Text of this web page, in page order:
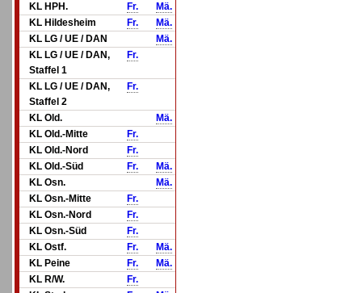
KL HPH.
Fr.
Mä.
KL Hildesheim
Fr.
Mä.
KL LG / UE / DAN
Mä.
KL LG / UE / DAN,
Staffel 1
Fr.
KL LG / UE / DAN,
Staffel 2
Fr.
KL Old.
Mä.
KL Old.-Mitte
Fr.
KL Old.-Nord
Fr.
KL Old.-Süd
Fr.
Mä.
KL Osn.
Mä.
KL Osn.-Mitte
Fr.
KL Osn.-Nord
Fr.
KL Osn.-Süd
Fr.
KL Ostf.
Fr.
Mä.
KL Peine
Fr.
Mä.
KL R/W.
Fr.